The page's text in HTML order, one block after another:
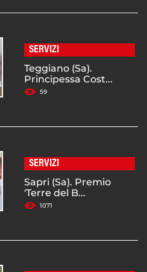
SERVIZI
Teggiano (Sa).
Principessa Cost...
59
SERVIZI
Sapri (Sa). Premio
'Terre del B...
1071